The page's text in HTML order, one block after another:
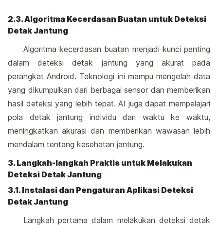
2.3. Algoritma Kecerdasan Buatan untuk Deteksi
Detak Jantung
Algoritma kecerdasan buatan menjadi kunci penting
dalam deteksi detak jantung yang akurat pada
perangkat Android. Teknologi ini mampu mengolah data
yang dikumpulkan dari berbagai sensor dan memberikan
hasil deteksi yang lebih tepat. AI juga dapat mempelajari
pola detak jantung individu dari waktu ke waktu,
meningkatkan akurasi dan memberikan wawasan lebih
mendalam tentang kesehatan jantung.
3. Langkah-langkah Praktis untuk Melakukan
Deteksi Detak Jantung
3.1. Instalasi dan Pengaturan Aplikasi Deteksi
Detak Jantung
Langkah pertama dalam melakukan deteksi detak